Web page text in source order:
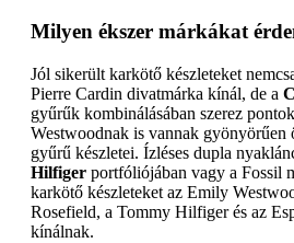
Milyen ékszer márkákat
Jól sikerült karkötő készleteket
Pierre Cardin divatmárka kínál, de a
gyűrűk kombinálásában szerez
Westwoodnak is vannak gyönyörűen
gyűrű készletei. Ízléses dupla
Hilfiger portfóliójában vagy a Fossil
karkötő készleteket az Emily
Rosefield, a Tommy Hilfiger és az
kínálnak.